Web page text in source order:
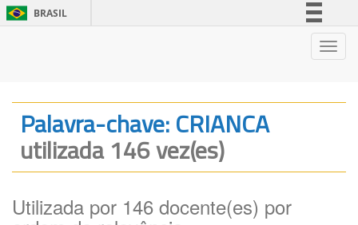
BRASIL
Legislação
Palavra-chave: CRIANCA
utilizada 146 vez(es)
Utilizada por 146 docente(es) por